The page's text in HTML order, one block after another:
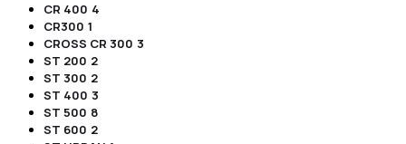
CR 400 4
CR300 1
CROSS CR 300 3
ST 200 2
ST 300 2
ST 400 3
ST 500 8
ST 600 2